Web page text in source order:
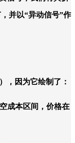
并以“异动信号”作
，因为它绘制了：
成本区间，价格在